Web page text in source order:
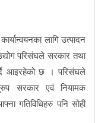
लागि उत्पादन
परिसंघले सरकार तथा
आइरहेको छ । परिसंघले
सरकार एवं नियामक
गतिविधिहरु पनि सोही